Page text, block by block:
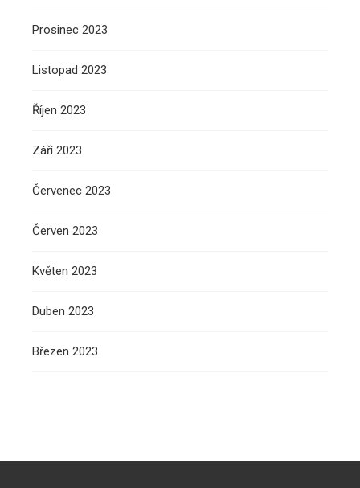
Prosinec 2023
Listopad 2023
Říjen 2023
Září 2023
Červenec 2023
Červen 2023
Květen 2023
Duben 2023
Březen 2023